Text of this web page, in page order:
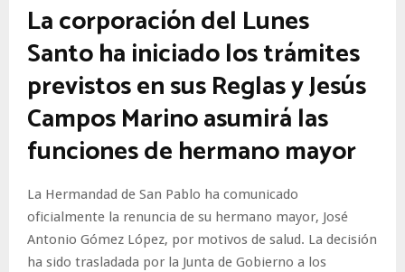
La corporación del Lunes
Santo ha iniciado los trámites
previstos en sus Reglas y Jesús
Campos Marino asumirá las
funciones de hermano mayor
La Hermandad de San Pablo ha comunicado
oficialmente la renuncia de su hermano mayor, José
Antonio Gómez López, por motivos de salud. La decisión
ha sido trasladada por la Junta de Gobierno a los